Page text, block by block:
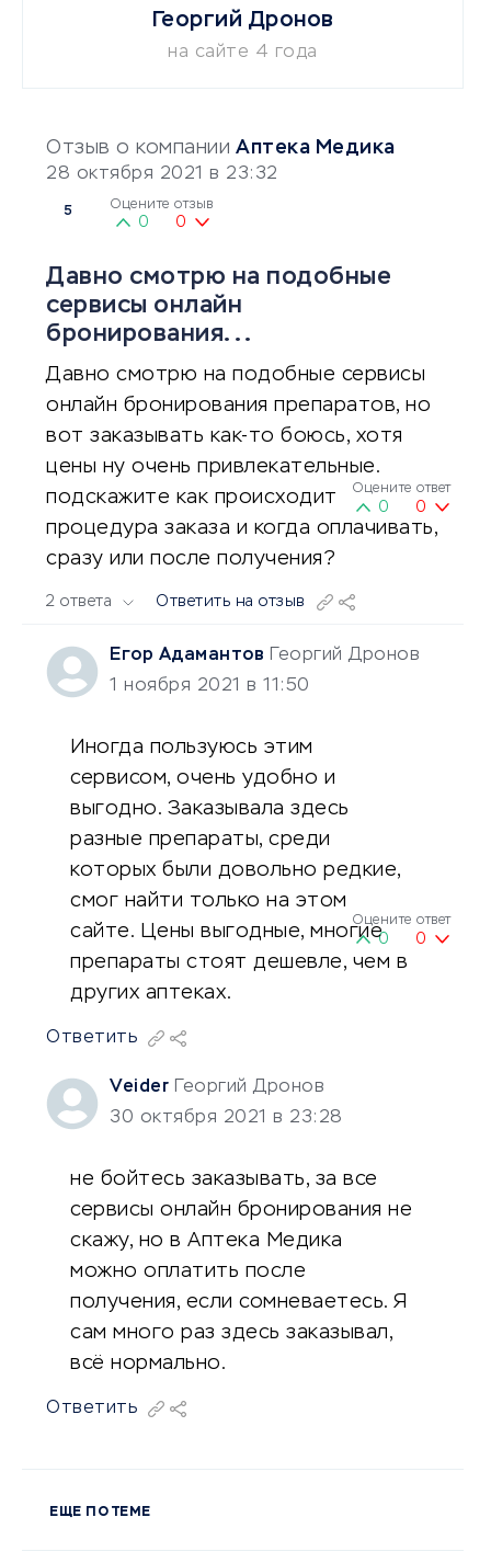
Отзыв о компании Аптека Медика
28 октября 2021 в 23:32
5 Оцените отзыв
0 0
Давно смотрю на подобные
сервисы онлайн
бронирования...
Давно смотрю на подобные сервисы
онлайн бронирования препаратов, но
вот заказывать как-то боюсь, хотя
цены ну очень привлекательные.
подскажите как происходит
процедура заказа и когда оплачивать,
сразу или после получения?
2 ответа Ответить на отзыв
Veider
Георгий Дронов
30 октября 2021 в 23:28
Оцените ответ
0 0
не бойтесь заказывать, за все
сервисы онлайн бронирования не
скажу, но в Аптека Медика
можно оплатить после
получения, если сомневаетесь. Я
сам много раз здесь заказывал,
всё нормально.
Ответить
Егор Адамантов
Георгий Дронов
1 ноября 2021 в 11:50
Оцените ответ
0 0
Иногда пользуюсь этим
сервисом, очень удобно и
выгодно. Заказывала здесь
разные препараты, среди
которых были довольно редкие,
смог найти только на этом
сайте. Цены выгодные, многие
препараты стоят дешевле, чем в
других аптеках.
Ответить
ЕЩЕ ПО ТЕМЕ
Георгий Дронов
на сайте 4 года